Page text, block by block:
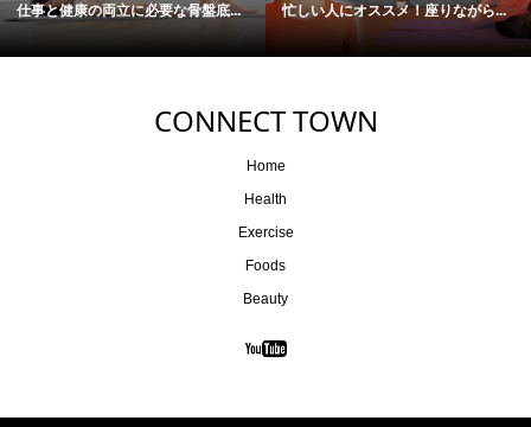
仕事と健康の両立に必要な骨盤底... 忙しい人にオススメ！座りながら...
CONNECT TOWN
Home
Health
Exercise
Foods
Beauty